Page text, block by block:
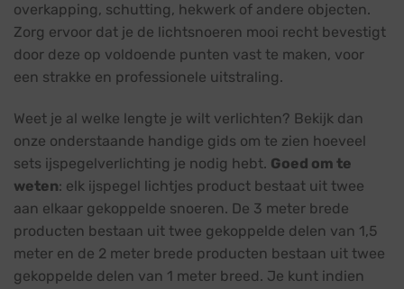
overkapping, schutting, hekwerk of andere objecten.
Zorg ervoor dat je de lichtsnoeren mooi recht bevestigt
door deze op voldoende punten vast te maken, voor
een strakke en professionele uitstraling.
Weet je al welke lengte je wilt verlichten? Bekijk dan
onze onderstaande handige gids om te zien hoeveel
sets ijspegelverlichting je nodig hebt. Goed om te
weten: elk ijspegel lichtjes product bestaat uit twee
aan elkaar gekoppelde snoeren. De 3 meter brede
producten bestaan uit twee gekoppelde delen van 1,5
meter en de 2 meter brede producten bestaan uit twee
gekoppelde delen van 1 meter breed. Je kunt indien